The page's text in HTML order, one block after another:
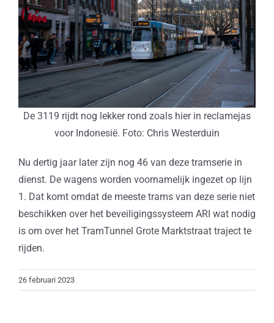
De 3119 rijdt nog lekker rond zoals hier in reclamejas
voor Indonesië. Foto: Chris Westerduin
Nu dertig jaar later zijn nog 46 van deze tramserie in
dienst. De wagens worden voornamelijk ingezet op lijn
1. Dat komt omdat de meeste trams van deze serie niet
beschikken over het beveiligingssysteem ARI wat nodig
is om over het TramTunnel Grote Marktstraat traject te
rijden.
26 februari 2023